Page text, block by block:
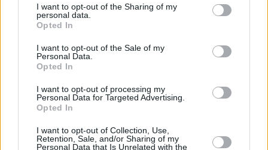
I want to opt-out of the Sharing of my
personal data.
Opted In
I want to opt-out of the Sale of my
Personal Data.
Opted In
I want to opt-out of processing my
Personal Data for Targeted Advertising.
Opted In
I want to opt-out of Collection, Use,
Retention, Sale, and/or Sharing of my
Personal Data that Is Unrelated with the
Στο μεταξύ, τη διοίκηση της Παπαστράτος
στην Ελλάδααπό το επιχειρησιακό κέντρο της Philip
Morris International στην
Η νέα διευθύνουσα σύμβουλος διαθέτει πολυετή